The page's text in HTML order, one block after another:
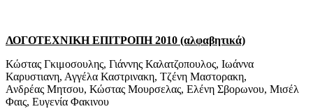
ΛΟΓΟΤΕΧΝΙΚΗ ΕΠΙΤΡΟΠΗ 2010 (αλφαβητικά)
Κώστας Γκιμοσουλης, Γιάννης Καλατζοπουλος, Ιωάννα
Καρυστιανη, Αγγέλα Καστρινακη, Τζένη Μαστορακη,
Ανδρέας Μητσου, Κώστας Μουρσελας, Ελένη Σβορωνου, Μισέλ
Φαις, Ευγενία Φακινου